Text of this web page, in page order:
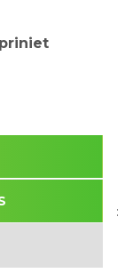
gan pašiem,
uzzināt
ar mums: